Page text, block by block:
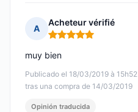
A
Acheteur vérifié
Nota: 5 de 5
Publicado el 18/03/2019 à 15h52
tras una compra de 14/03/2019
muy bien
Opinión traducida